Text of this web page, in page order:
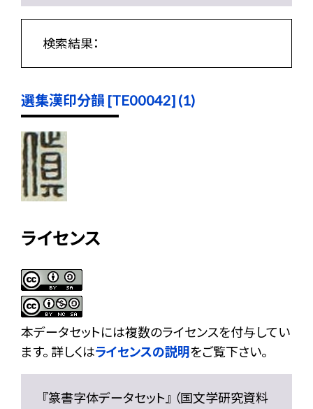
検索結果：
選集漢印分韻 [TE00042] (1)
ライセンス
本データセットには複数のライセンスを付与してい
ます。 詳しくはライセンスの説明をご覧下さい。
『篆書字体データセット』 （国文学研究資料